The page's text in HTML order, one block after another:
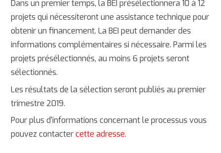
Dans un premier temps, la BEI présélectionnera 10 à 12
projets qui nécessiteront une assistance technique pour
obtenir un financement. La BEI peut demander des
informations complémentaires si nécessaire. Parmi les
projets présélectionnés, au moins 6 projets seront
sélectionnés.
Les résultats de la sélection seront publiés au premier
trimestre 2019.
Pour plus d'informations concernant le processus vous
pouvez contactercette adresse.